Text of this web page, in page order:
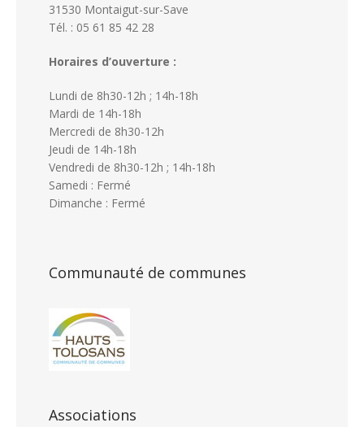
31530 Montaigut-sur-Save
Tél. : 05 61 85 42 28
Horaires d’ouverture :
Lundi de 8h30-12h ; 14h-18h
Mardi de 14h-18h
Mercredi de 8h30-12h
Jeudi de 14h-18h
Vendredi de 8h30-12h ; 14h-18h
Samedi : Fermé
Dimanche : Fermé
Communauté de communes
Associations